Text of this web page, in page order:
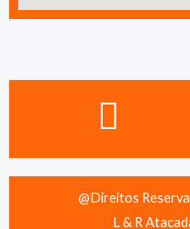
@Direitos
L & R